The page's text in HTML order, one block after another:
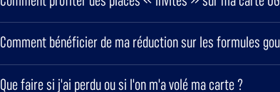
Comment bénéficier de ma réduction sur les formules
Que faire si j'ai perdu ou si l'on m'a volé ma carte ?